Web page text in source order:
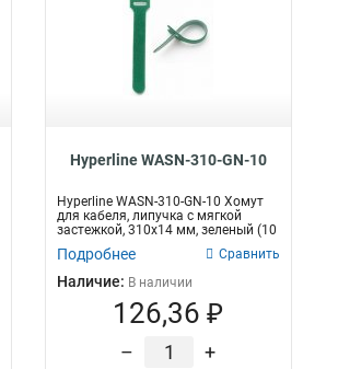
Hyperline WASN-310-GN-10
Hyperline WASN-310-GN-10 Хомут
для кабеля, липучка с мягкой
застежкой, 310x14 мм, зеленый (10
Подробнее Сравнить
Наличие: В наличии
126,36 ₽
– +